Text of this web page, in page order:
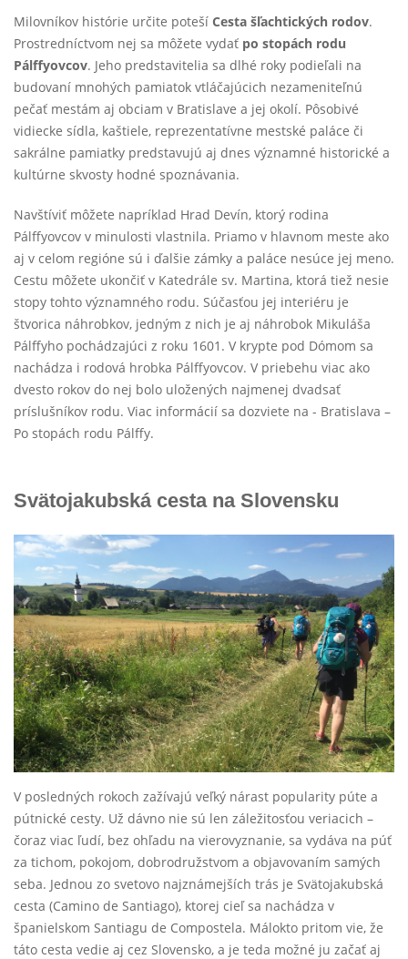
Milovníkov histórie určite poteší Cesta šľachtických rodov.
Prostredníctvom nej sa môžete vydať po stopách rodu
Pálffyovcov. Jeho predstavitelia sa dlhé roky podieľali na
budovaní mnohých pamiatok vtláčajúcich nezameniteľnú
pečať mestám aj obciam v Bratislave a jej okolí. Pôsobivé
vidiecke sídla, kaštiele, reprezentatívne mestské paláce či
sakrálne pamiatky predstavujú aj dnes významné historické a
kultúrne skvosty hodné spoznávania.
Navštíviť môžete napríklad Hrad Devín, ktorý rodina
Pálffyovcov v minulosti vlastnila. Priamo v hlavnom meste ako
aj v celom regióne sú i ďalšie zámky a paláce nesúce jej meno.
Cestu môžete ukončiť v Katedrále sv. Martina, ktorá tiež nesie
stopy tohto významného rodu. Súčasťou jej interiéru je
štvorica náhrobkov, jedným z nich je aj náhrobok Mikuláša
Pálffyho pochádzajúci z roku 1601. V krypte pod Dómom sa
nachádza i rodová hrobka Pálffyovcov. V priebehu viac ako
dvesto rokov do nej bolo uložených najmenej dvadsať
príslušníkov rodu. Viac informácií sa dozviete na - Bratislava –
Po stopách rodu Pálffy.
Svätojakubská cesta na Slovensku
V posledných rokoch zažívajú veľký nárast popularity púte a
pútnické cesty. Už dávno nie sú len záležitosťou veriacich –
čoraz viac ľudí, bez ohľadu na vierovyznanie, sa vydáva na púť
za tichom, pokojom, dobrodružstvom a objavovaním samých
seba. Jednou zo svetovo najznámejších trás je Svätojakubská
cesta (Camino de Santiago), ktorej cieľ sa nachádza v
španielskom Santiagu de Compostela. Málokto pritom vie, že
táto cesta vedie aj cez Slovensko, a je teda možné ju začať aj